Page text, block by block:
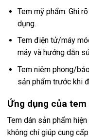
Tem mỹ phẩm: Ghi
dụng.
Tem điện tử/máy
máy và hướng dẫn
Tem niêm phong/
sản phẩm trước khi
Ứng dụng của tem
Tem dán sản phẩm
không chỉ giúp cung